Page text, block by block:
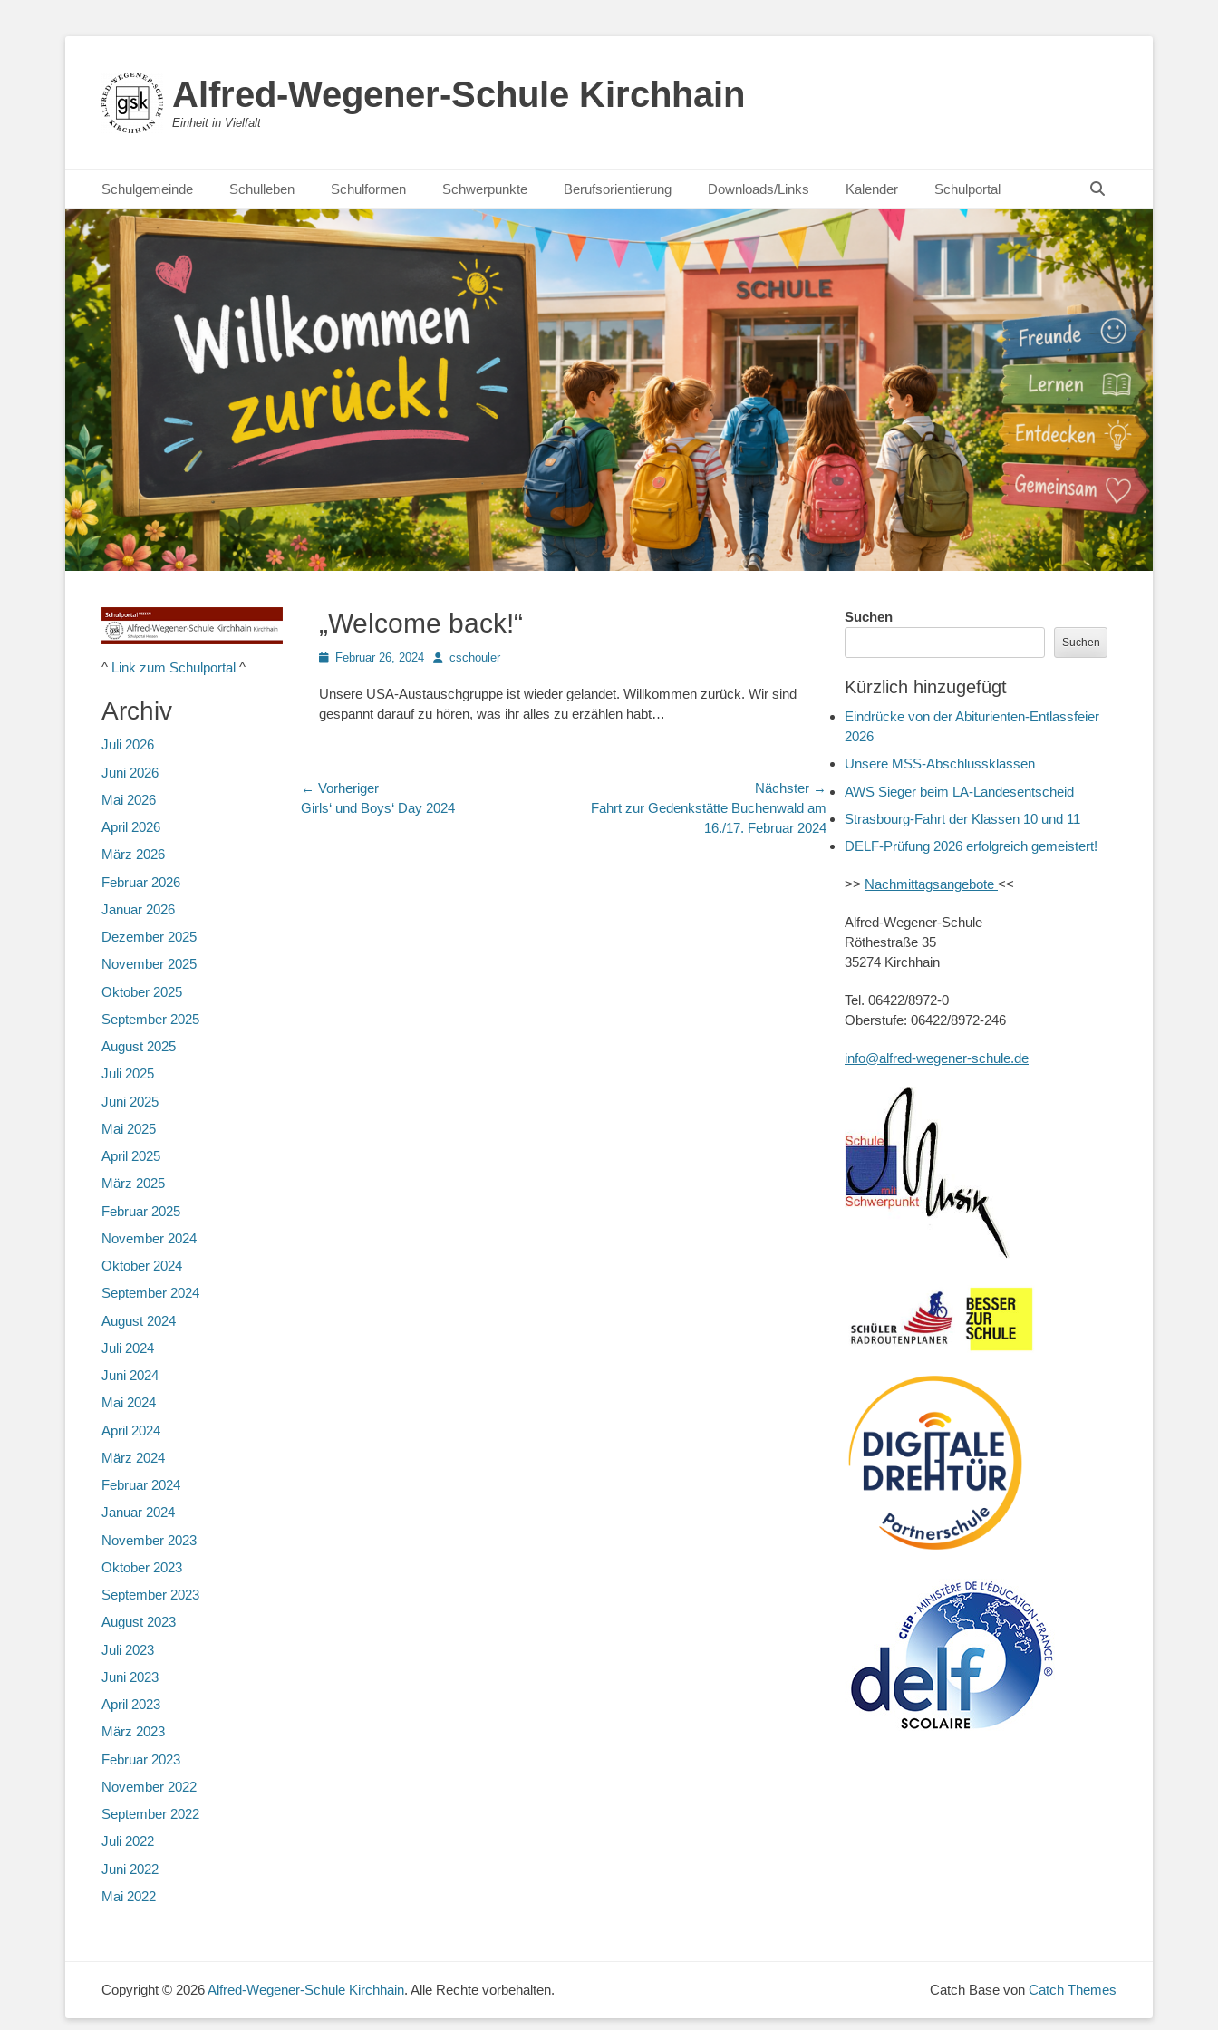
Alfred-Wegener-Schule Kirchhain
Einheit in Vielfalt
Primäres Menü
Inhalt
springen
Schulgemeinde Schulleben Schulformen Schwerpunkte Berufsorientierung Downloads/Links Kalender Schulportal
„Welcome back!“
PostedFebruar 26, 2024 Autorcschouler
Unsere USA-Austauschgruppe ist wieder gelandet. Willkommen zurück. Wir sind
gespannt darauf zu hören, was ihr alles zu erzählen habt…
Beitragsnavigation
← Vorheriger
Vorheriger
Girls‘ und Boys‘ Day 2024
Nächster →
Nächster
Fahrt zur Gedenkstätte Buchenwald am
16./17. Februar 2024
Suchen
Suchen
Kürzlich hinzugefügt
Eindrücke von der Abiturienten-Entlassfeier
2026
Unsere MSS-Abschlussklassen
AWS Sieger beim LA-Landesentscheid
Strasbourg-Fahrt der Klassen 10 und 11
DELF-Prüfung 2026 erfolgreich gemeistert!
>> Nachmittagsangebote <<
Alfred-Wegener-Schule
Röthestraße 35
35274 Kirchhain
Tel. 06422/8972-0
Oberstufe: 06422/8972-246
info@alfred-wegener-schule.de
^ Link zum Schulportal ^
Archiv
Juli 2026
Juni 2026
Mai 2026
April 2026
März 2026
Februar 2026
Januar 2026
Dezember 2025
November 2025
Oktober 2025
September 2025
August 2025
Juli 2025
Juni 2025
Mai 2025
April 2025
März 2025
Februar 2025
November 2024
Oktober 2024
September 2024
August 2024
Juli 2024
Juni 2024
Mai 2024
April 2024
März 2024
Februar 2024
Januar 2024
November 2023
Oktober 2023
September 2023
August 2023
Juli 2023
Juni 2023
April 2023
März 2023
Februar 2023
November 2022
September 2022
Juli 2022
Juni 2022
Mai 2022
Copyright © 2026Alfred-Wegener-Schule Kirchhain. Alle Rechte vorbehalten. Catch Base von Catch Themes